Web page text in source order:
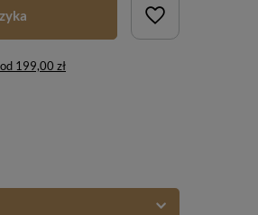
od 199,00 zł